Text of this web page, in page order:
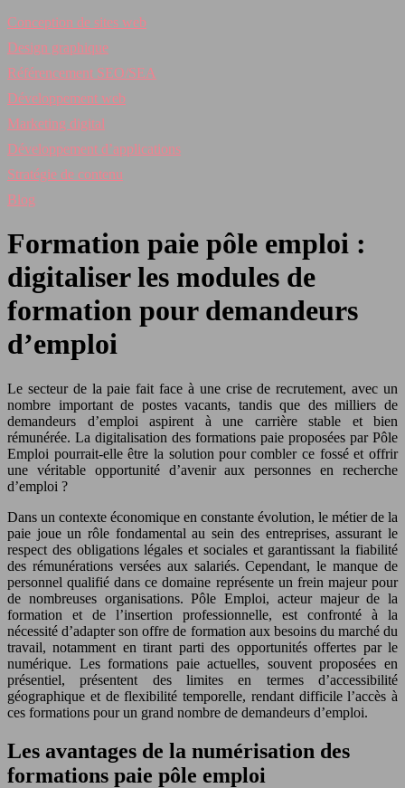
Conception de sites web
Design graphique
Référencement SEO/SEA
Développement web
Marketing digital
Développement d’applications
Stratégie de contenu
Blog
Formation paie pôle emploi :
digitaliser les modules de
formation pour demandeurs
d’emploi
Le secteur de la paie fait face à une crise de recrutement, avec un
nombre important de postes vacants, tandis que des milliers de
demandeurs d’emploi aspirent à une carrière stable et bien
rémunérée. La digitalisation des formations paie proposées par Pôle
Emploi pourrait-elle être la solution pour combler ce fossé et offrir
une véritable opportunité d’avenir aux personnes en recherche
d’emploi ?
Dans un contexte économique en constante évolution, le métier de la
paie joue un rôle fondamental au sein des entreprises, assurant le
respect des obligations légales et sociales et garantissant la fiabilité
des rémunérations versées aux salariés. Cependant, le manque de
personnel qualifié dans ce domaine représente un frein majeur pour
de nombreuses organisations. Pôle Emploi, acteur majeur de la
formation et de l’insertion professionnelle, est confronté à la
nécessité d’adapter son offre de formation aux besoins du marché du
travail, notamment en tirant parti des opportunités offertes par le
numérique. Les formations paie actuelles, souvent proposées en
présentiel, présentent des limites en termes d’accessibilité
géographique et de flexibilité temporelle, rendant difficile l’accès à
ces formations pour un grand nombre de demandeurs d’emploi.
Les avantages de la numérisation des
formations paie pôle emploi